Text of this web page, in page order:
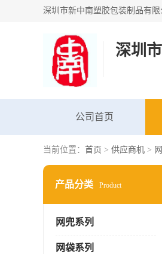
深圳
公司首页
当前位置： 首页 > 供应商机 >
产品分类 Product
网兜系列
网袋系列